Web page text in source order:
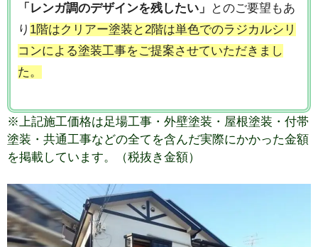
「レンガ調のデザインを残したい」
とのご要望もあ
り 1階はクリアー塗装と2階は単色でのラジカルシリ
コンによる塗装工事をご提案させていただきまし
た。
※上記施工価格は足場工事・外壁塗装・屋根塗装・付帯
塗装・共通工事などの全てを含んだ実際にかかった金額
を掲載しています。（税抜き金額）